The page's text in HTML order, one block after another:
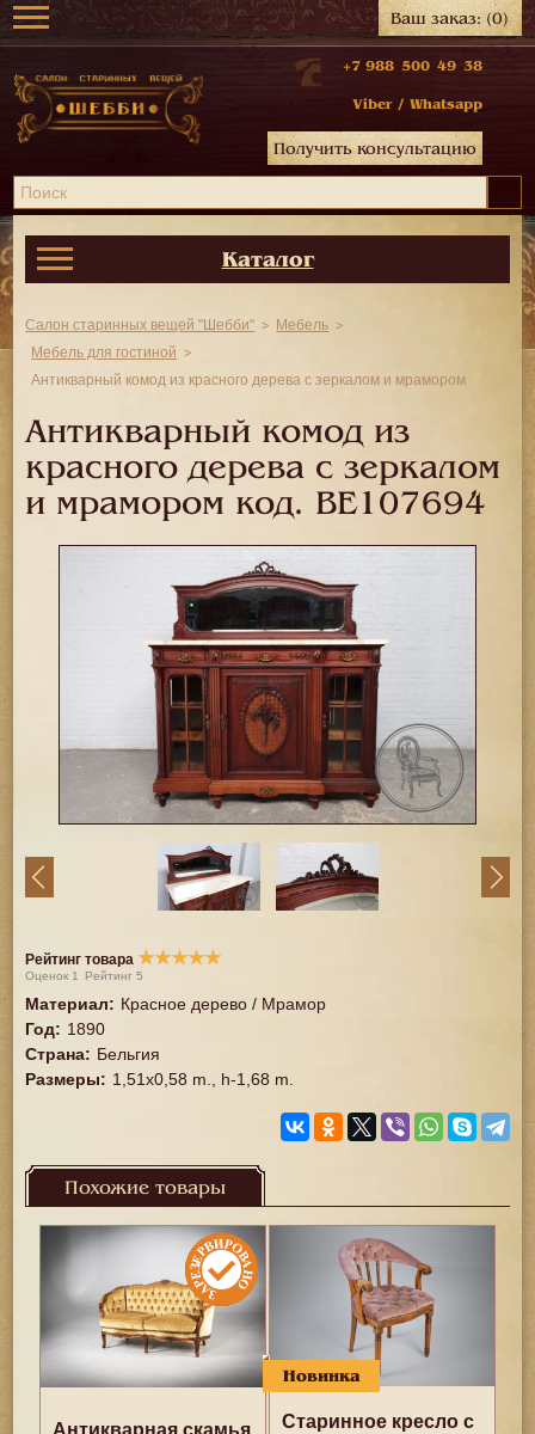
Ваш заказ:(0)
+7 988 500 49 38
Viber / Whatsapp
Получить консультацию
Каталог
Салон старинных вещей "Шебби"
Мебель
Мебель для гостиной
Антикварный комод из красного дерева с зеркалом и мрамором
Антикварный комод из
красного дерева с зеркалом
и мрамором код. BE107694
Рейтинг товара ★★★★★
Оценок 1 Рейтинг5
Материал: Красное дерево / Мрамор
Год: 1890
Страна: Бельгия
Размеры: 1,51x0,58 m., h-1,68 m.
Похожие товары
Антикварная скамья
Новинка
Старинное кресло с